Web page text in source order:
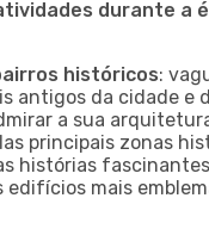
durante a
históricos:
antigos da cidade e
a sua
principais zonas
histórias
edifícios mais